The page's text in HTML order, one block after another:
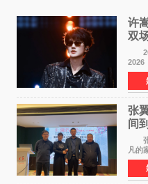
许
双
江
2026
体育
浪漫
动，
张
间
张
凡的
气；
的
是张